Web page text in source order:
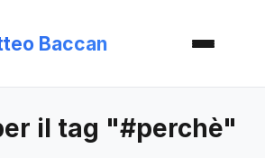
Baccan
il tag "#perchè"